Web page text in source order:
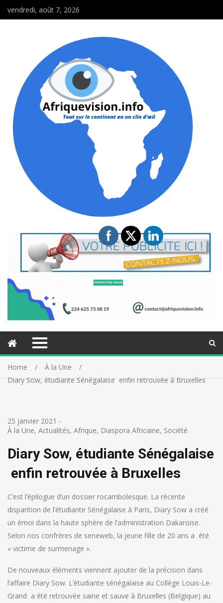
vendredi, août 7, 2026
Home
À la Une
Diary Sow, étudiante Sénégalaise enfin retrouvée à Bruxelles
25 janvier 2021 -
À la Une, Actualités, Afrique, Diaspora Africaine, Société
Diary Sow, étudiante Sénégalaise
enfin retrouvée à Bruxelles
C’est l’épilogue d’un dossier rocambolesque. La récente
disparition de l’étudiante Sénégalaise à Paris, Diary Sow a créé
un émoi dans la haute sphère de l’administration Dakaroise.
Selon nos confrères de seneweb, la jeune fille de 20 ans a été
« victime de surmenage ».
De nouveaux éléments viennent ajouter de la précision dans
l’affaire Diary Sow. L’étudiante sénégalaise au Collège Louis-Le-
Grand a été retrouvée saine et sauve à Bruxelles (Belgique) au